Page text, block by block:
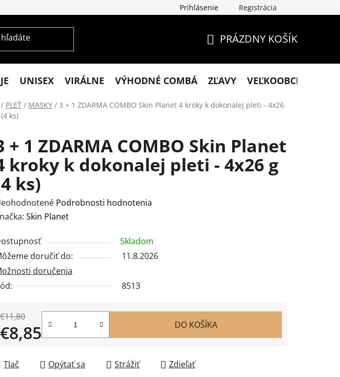
a platba Podmienky ochrany osobných údajov
Prihlásenie Registrácia
KOŠÍK
PRÁZDNY KOŠÍK
UNISEX VIRÁLNE VÝHODNÉ COMBÁ ZĽAVY VEĽKOOBCHOD
Domov
/ PLEŤ / MASKY / 3 + 1 ZDARMA COMBO Skin Planet 4 kroky k dokonalej pleti - 4x26
ks)
+ 1 ZDARMA COMBO Skin Planet
kroky k dokonalej pleti - 4x26 g
ks)
Podrobnosti hodnotenia
Skin Planet
Skladom
doručiť do:
11.8.2026
doručenia
8513
€11,80
€8,85 DO KOŠÍKA
Tlač Opýtať sa Strážiť Zdieľať